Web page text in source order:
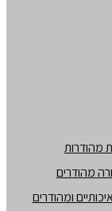
מהודרות
מהודרים
ומהודרים